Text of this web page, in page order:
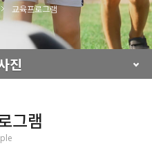
교육프로그램
진
그램